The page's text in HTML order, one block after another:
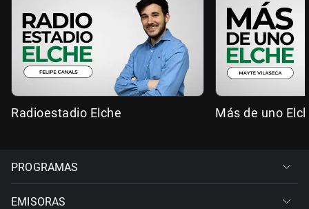
Radioestadio Elche Más de uno
PROGRAMAS
EMISORAS